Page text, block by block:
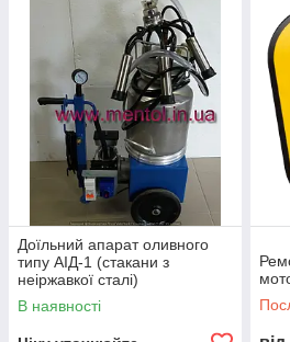
Доїльний апарат оливного
типу АІД-1 (стакани з
неіржавкої сталі)
В наявності